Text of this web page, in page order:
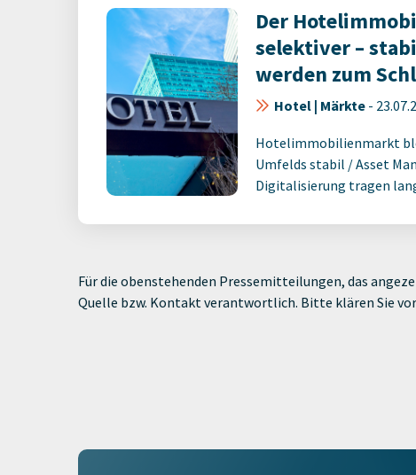
Der
selektiver –
werden zum
Hotel | Märkte -
Hotelimmobilienmarkt
Umfelds stabil / Asset
Digitalisierung tragen
Für die obenstehenden Pressemitteilungen, das
Quelle bzw. Kontakt verantwortlich. Bitte klären Sie